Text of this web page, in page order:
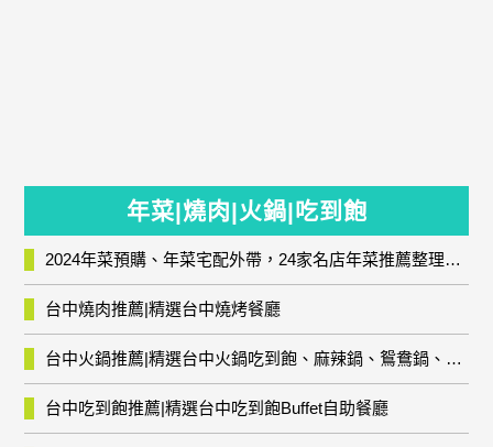
年菜|燒肉|火鍋|吃到飽
2024年菜預購、年菜宅配外帶，24家名店年菜推薦整理，圍爐輕鬆上菜團圓趣
台中燒肉推薦|精選台中燒烤餐廳
台中火鍋推薦|精選台中火鍋吃到飽、麻辣鍋、鴛鴦鍋、石頭火鍋、酸菜白肉鍋、海鮮鍋、燒酒雞、麻油雞、壽喜燒等熱門人氣火鍋店!
台中吃到飽推薦|精選台中吃到飽Buffet自助餐廳